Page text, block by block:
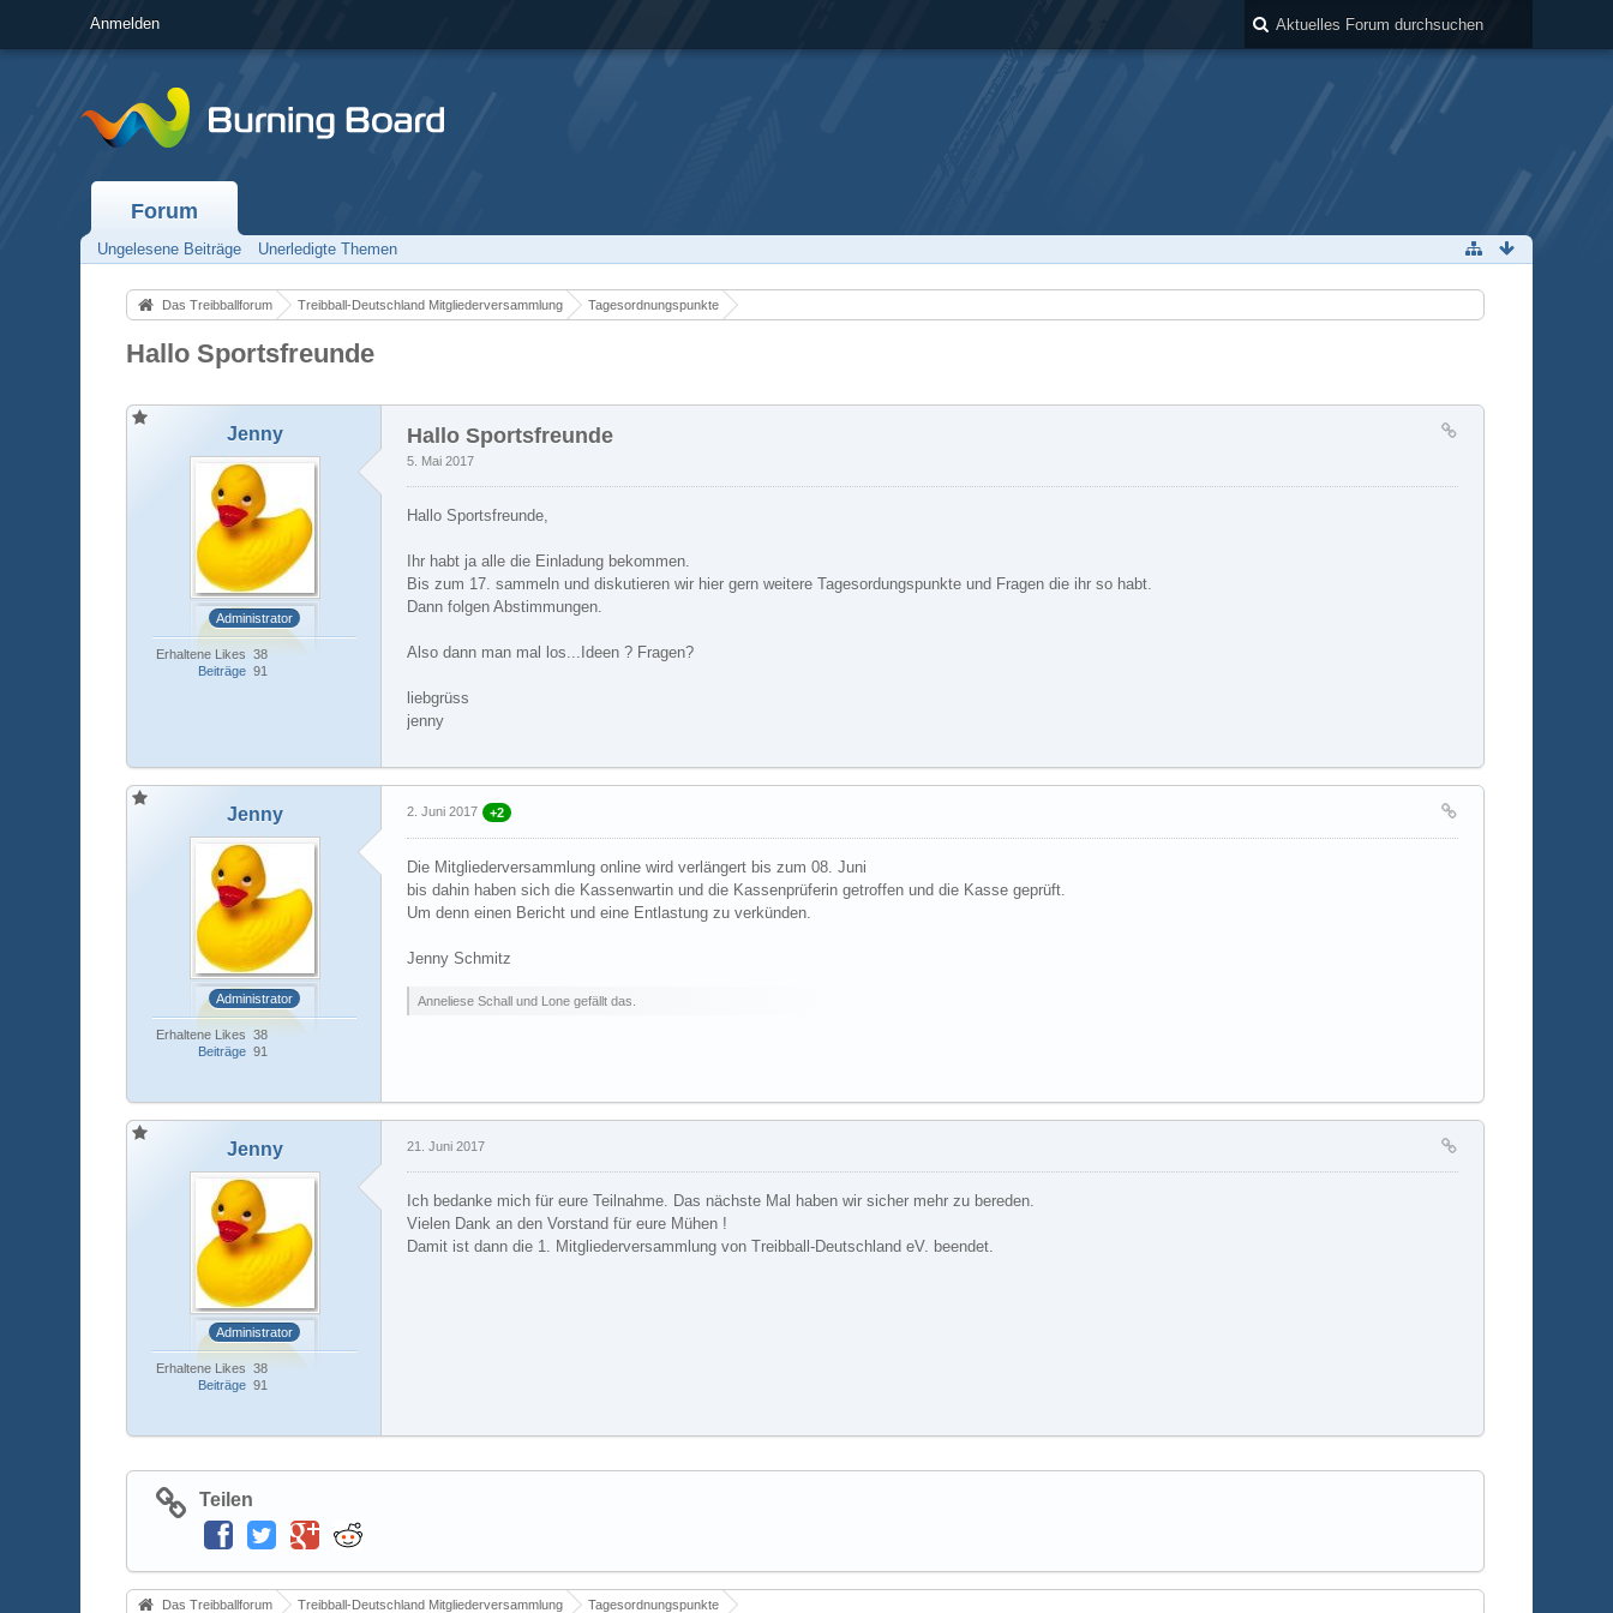
Anmelden
Forum
Ungelesene Beiträge Unerledigte Themen
Das Treibballforum Treibball-Deutschland Mitgliederversammlung Tagesordnungspunkte
Hallo Sportsfreunde
Jenny
Administrator
Erhaltene Likes 38
Beiträge 91
Hallo Sportsfreunde
5. Mai 2017
Hallo Sportsfreunde,
Ihr habt ja alle die Einladung bekommen.
Bis zum 17. sammeln und diskutieren wir hier gern weitere Tagesordungspunkte und Fragen die ihr so habt.
Dann folgen Abstimmungen.
Also dann man mal los...Ideen ? Fragen?
liebgrüss
jenny
Jenny
Administrator
Erhaltene Likes 38
Beiträge 91
2. Juni 2017 +2
Die Mitgliederversammlung online wird verlängert bis zum 08. Juni
bis dahin haben sich die Kassenwartin und die Kassenprüferin getroffen und die Kasse geprüft.
Um denn einen Bericht und eine Entlastung zu verkünden.
Jenny Schmitz
Anneliese Schall und Lone gefällt das.
Jenny
Administrator
Erhaltene Likes 38
Beiträge 91
21. Juni 2017
Ich bedanke mich für eure Teilnahme. Das nächste Mal haben wir sicher mehr zu bereden.
Vielen Dank an den Vorstand für eure Mühen !
Damit ist dann die 1. Mitgliederversammlung von Treibball-Deutschland eV. beendet.
Teilen
Das Treibballforum Treibball-Deutschland Mitgliederversammlung Tagesordnungspunkte